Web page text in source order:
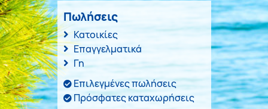
Πωλήσεις
Κατοικίες
Επαγγελματικά
Γη
Επιλεγμένες πωλήσεις
Πρόσφατες καταχωρήσεις